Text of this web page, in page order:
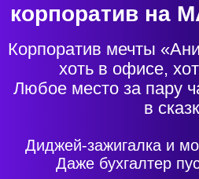
корпоратив на
Корпоратив мечты
хоть в офисе,
Любое место за пару
в
Диджей-зажигалка и
Даже бухгалтер